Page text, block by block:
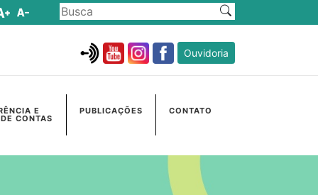
Ouvidoria
E
CONTAS
PUBLICAÇÕES CONTATO